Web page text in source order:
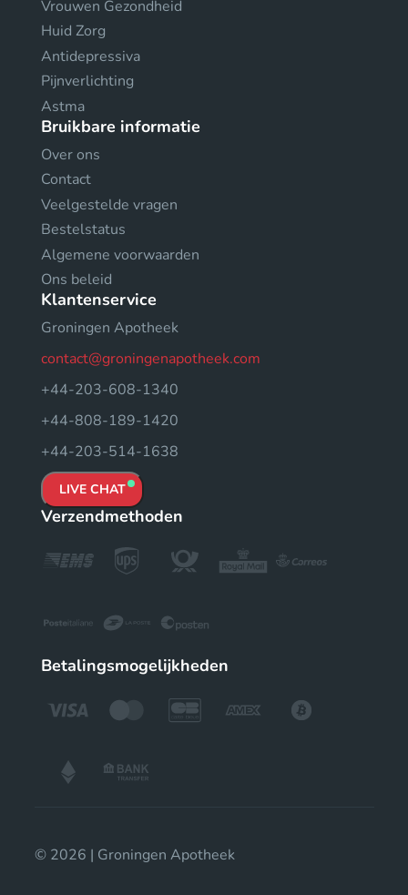
Vrouwen Gezondheid
Huid Zorg
Antidepressiva
Pijnverlichting
Astma
Bruikbare informatie
Over ons
Contact
Veelgestelde vragen
Bestelstatus
Algemene voorwaarden
Ons beleid
Klantenservice
Groningen Apotheek
contact@groningenapotheek.com
+44-203-608-1340
+44-808-189-1420
+44-203-514-1638
LIVE CHAT
Verzendmethoden
Betalingsmogelijkheden
© 2026 | Groningen Apotheek